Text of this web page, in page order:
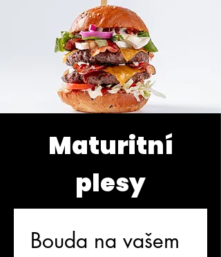
Maturitní
plesy
Bouda na vašem